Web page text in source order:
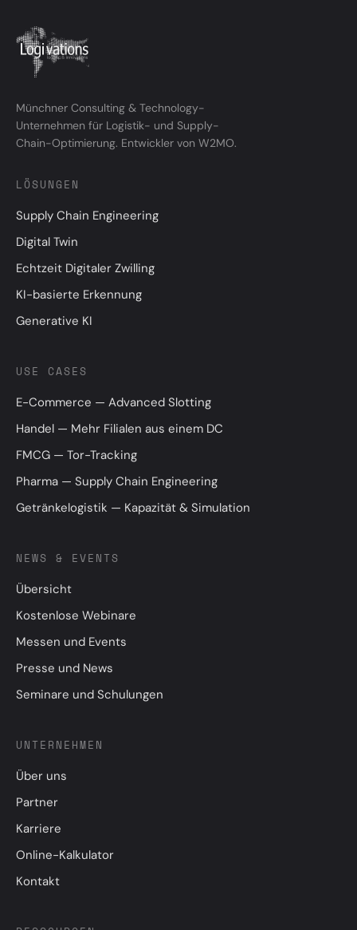
Münchner Consulting & Technology-
Unternehmen für Logistik- und Supply-
Chain-Optimierung. Entwickler von W2MO.
LÖSUNGEN
Supply Chain Engineering
Digital Twin
Echtzeit Digitaler Zwilling
KI-basierte Erkennung
Generative KI
USE CASES
E-Commerce — Advanced Slotting
Handel — Mehr Filialen aus einem DC
FMCG — Tor-Tracking
Pharma — Supply Chain Engineering
Getränkelogistik — Kapazität & Simulation
NEWS & EVENTS
Übersicht
Kostenlose Webinare
Messen und Events
Presse und News
Seminare und Schulungen
UNTERNEHMEN
Über uns
Partner
Karriere
Online-Kalkulator
Kontakt